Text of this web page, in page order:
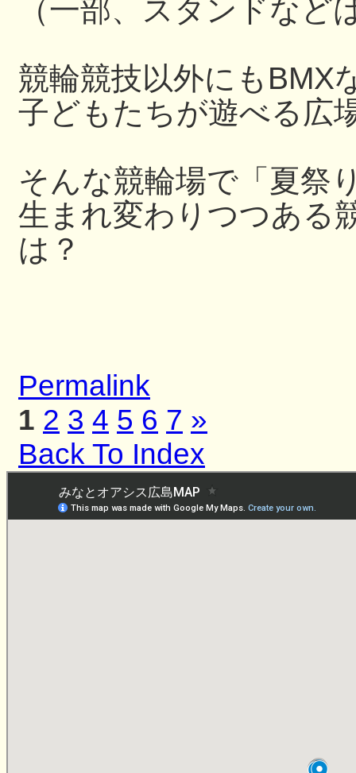
（一部、スタンドなど
競輪競技以外にもBMX
子どもたちが遊べる広
そんな競輪場で「夏祭
生まれ変わりつつある
は？
Permalink
1 2 3 4 5 6 7 »
Back To Index